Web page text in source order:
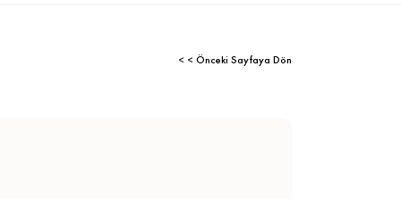
< < Önceki Sayfaya Dön